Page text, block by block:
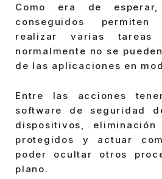
Como era de
conseguidos
realizar varias tareas
normalmente no se
de las aplicaciones en
Entre las acciones
software de seguridad
dispositivos,
protegidos y actuar
poder ocultar otros
plano.